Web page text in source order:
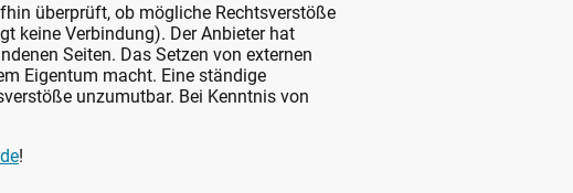
überprüft, ob mögliche Rechtsverstöße
keine Verbindung). Der Anbieter hat
Seiten. Das Setzen von externen
Eigentum macht. Eine ständige
unzumutbar. Bei Kenntnis von
!